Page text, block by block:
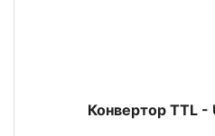
Конвертор TTL -